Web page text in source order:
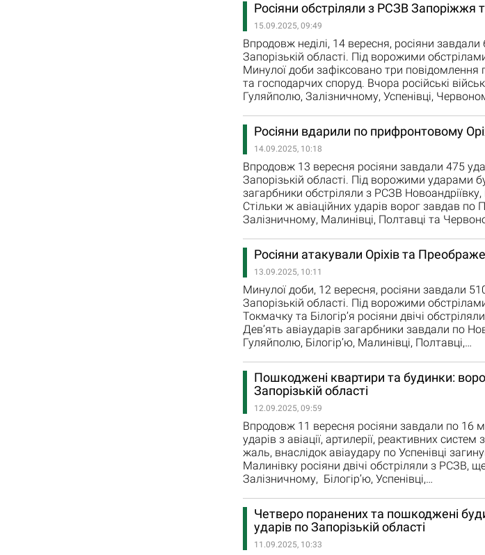
Росіяни обстріляли з РСЗВ Запоріжжя
15.09.2025, 09:49
Впродовж неділі, 14 вересня, росіяни
Запорізькій області. Під ворожими
Минулої доби зафіксовано три
та господарчих споруд. Вчора російські
Гуляйполю, Залізничному, Успенівці,
Росіяни вдарили по прифронтовому
14.09.2025, 10:18
Впродовж 13 вересня росіяни завдали 475
Запорізькій області. Під ворожими ударами
загарбники обстріляли з РСЗВ
Стільки ж авіаційних ударів ворог завдав
Залізничному, Малинівці, Полтавці та
Росіяни атакували Оріхів та
13.09.2025, 10:11
Минулої доби, 12 вересня, росіяни завдали
Запорізькій області. Під ворожими
Токмачку та Білогірʼя росіяни двічі
Дев’ять авіаударів загарбники завдали по
Гуляйполю, Білогірʼю, Малинівці, Полтавці,…
Пошкоджені квартири та будинки:
Запорізькій області
12.09.2025, 09:59
Впродовж 11 вересня росіяни завдали по 16
ударів з авіації, артилерії, реактивних
жаль, внаслідок авіаудару по Успенівці
Малинівку росіяни двічі обстріляли з РСЗВ,
Залізничному, Білогір’ю, Успенівці,…
Четверо поранених та пошкоджені
ударів по Запорізькій області
11.09.2025, 10:33